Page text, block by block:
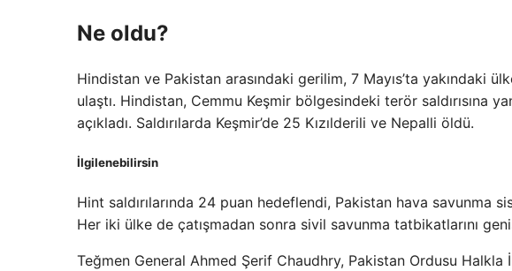
Ne oldu?
Hindistan ve Pakistan arasındaki gerilim, 7 Mayıs’ta yakındaki
ulaştı. Hindistan, Cemmu Keşmir bölgesindeki terör saldırısına
açıkladı. Saldırılarda Keşmir’de 25 Kızılderili ve Nepalli öldü.
İlgilenebilirsin
Hint saldırılarında 24 puan hedeflendi, Pakistan hava savunma
Her iki ülke de çatışmadan sonra sivil savunma tatbikatlarını
Teğmen General Ahmed Şerif Chaudhry, Pakistan Ordusu Halkla